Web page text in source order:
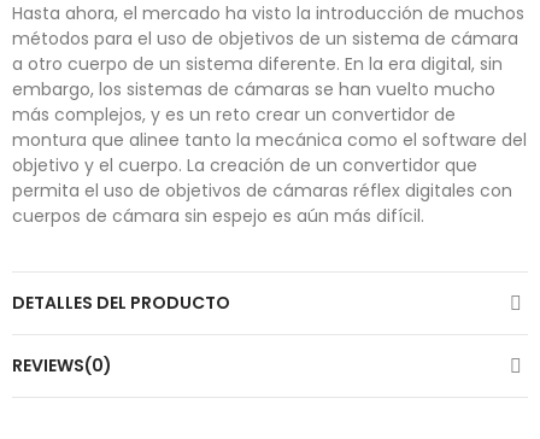
Hasta ahora, el mercado ha visto la introducción de muchos
métodos para el uso de objetivos de un sistema de cámara
a otro cuerpo de un sistema diferente. En la era digital, sin
embargo, los sistemas de cámaras se han vuelto mucho
más complejos, y es un reto crear un convertidor de
montura que alinee tanto la mecánica como el software del
objetivo y el cuerpo. La creación de un convertidor que
permita el uso de objetivos de cámaras réflex digitales con
cuerpos de cámara sin espejo es aún más difícil.
DETALLES DEL PRODUCTO
REVIEWS(0)